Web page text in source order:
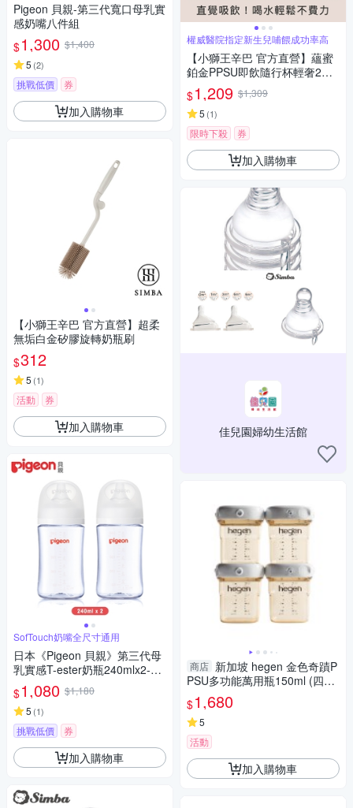
Pigeon 貝親-第三代寬口母乳實
感奶嘴八件組
$1,300 $1,400
5 (2)
挑戰低價 券
加入購物車
【小獅王辛巴 官方直營】超柔
無垢白金矽膠旋轉奶瓶刷
$312
5 (1)
活動 券
加入購物車
SofTouch奶嘴全尺寸通用
日本《Pigeon 貝親》第三代母
乳實感T-ester奶瓶240mlx2-純
淨白
$1,080 $1,180
5 (1)
挑戰低價 券
加入購物車
權威醫院指定新生兒哺餵成功率高
【小獅王辛巴 官方直營】蘊蜜
鉑金PPSU即飲隨行杯輕奢2入
組
$1,209 $1,309
5 (1)
限時下殺 券
加入購物車
佳兒園婦幼生活館
商店 新加坡 hegen 金色奇蹟P
PSU多功能萬用瓶150ml (四入
組)
$1,680
5
活動
加入購物車